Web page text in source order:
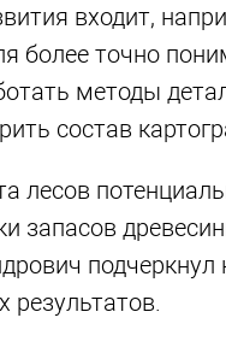
входит,
более точно
методы
состав
лесов
запасов